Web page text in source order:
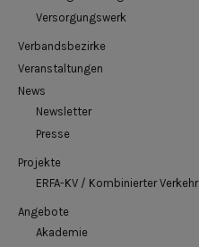
Versorgungswerk
Verbandsbezirke
Veranstaltungen
News
Newsletter
Presse
Projekte
ERFA-KV / Kombinierter Verkehr
Angebote
Akademie